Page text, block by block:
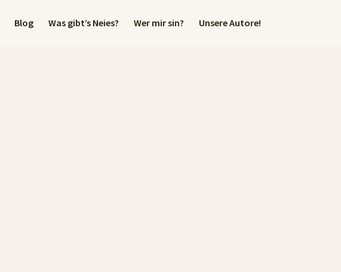
Blog Was gibt’s Neies? Wer mir sin? Unsere Autore!